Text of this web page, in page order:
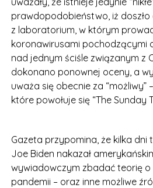
prawdopodobieństwo, iż
z laboratorium, w którym
koronawirusami pochodzącymi
nad jednym ściśle związanym z
dokonano ponownej oceny, a
uważa się obecnie za “możliwy”
które powołuje się “The Sunday
Gazeta przypomina, że kilka dni
Joe Biden nakazał
wywiadowczym zbadać teorię
pandemii – oraz inne możliwe